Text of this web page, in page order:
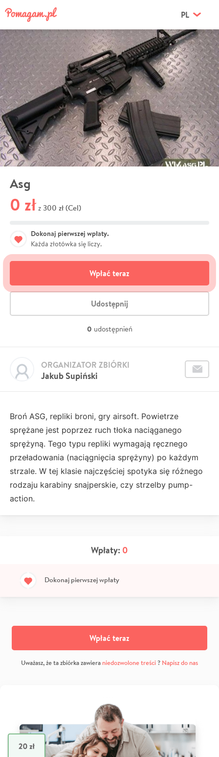
PL
Asg
0 zł z 300 zł (Cel)
Dokonaj pierwszej wpłaty.
Każda złotówka się liczy.
Wpłać teraz
Udostępnij
0 udostępnień
Jakub Supiński
ORGANIZATOR ZBIÓRKI
Broń ASG, repliki broni, gry airsoft. Powietrze
sprężane jest poprzez ruch tłoka naciąganego
sprężyną. Tego typu repliki wymagają ręcznego
przeładowania (naciągnięcia sprężyny) po każdym
strzale. W tej klasie najczęściej spotyka się różnego
rodzaju karabiny snajperskie, czy strzelby pump-
action.
Wpłaty: 0
Dokonaj pierwszej wpłaty
Wpłać teraz
Uważasz, że ta zbiórka zawiera niedozwolone treści? Napisz do nas